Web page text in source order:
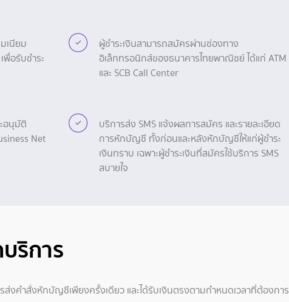
เนียม
พื่อรับชำระ
ผู้ชำระเงินสามารถสมัครผ่านช่องทาง
อิเล็กทรอนิกส์ของธนาคารไทยพาณิชย์ ได้แก่ ATM
และ SCB Call Center
อนุมัติ
Net
บริการส่ง SMS แจ้งผลการสมัคร และรายละเอียด
การหักบัญชี ทั้งก่อนและหลังหักบัญชีให้แก่ผู้ชำระ
เงินทราบ เฉพาะผู้ชำระเงินที่สมัครใช้บริการ SMS
สบายใจ
ริการ
ส่งคำสั่งหักบัญชีเพียงครั้งเดียว และได้รับเงินตรงตามกำหนดเวลาที่ต้องการ